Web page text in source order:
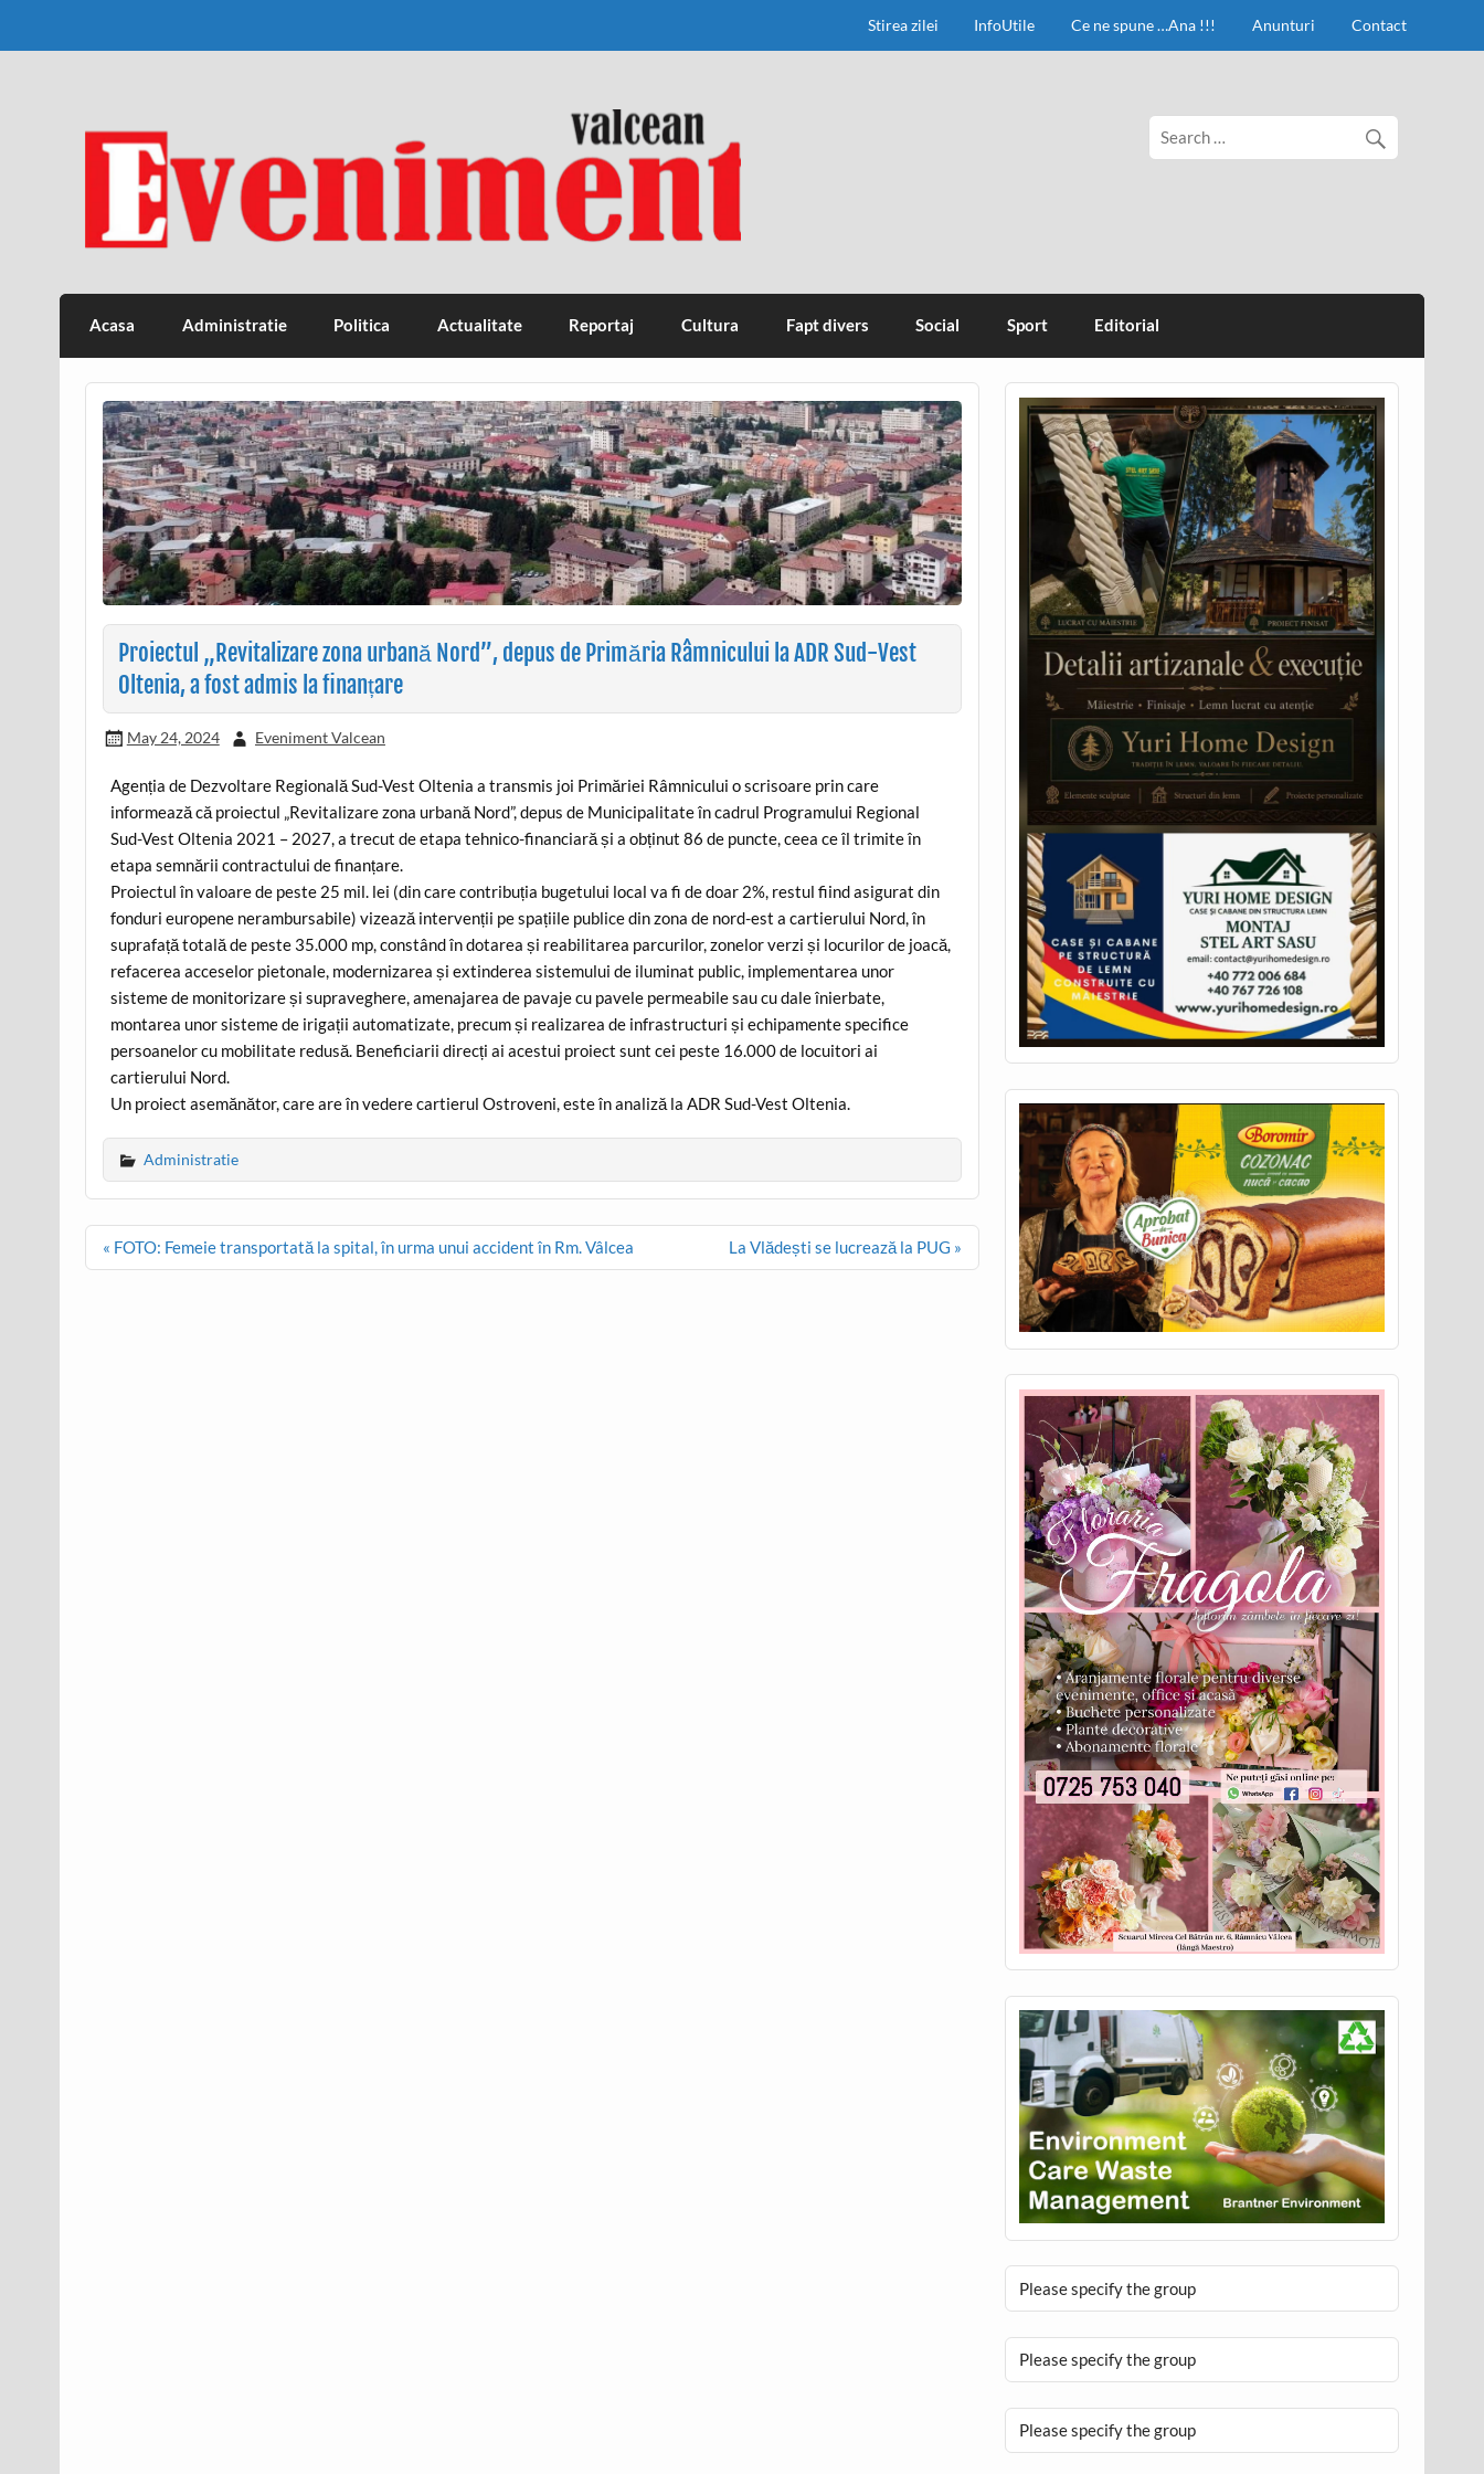
Stirea zilei InfoUtile Ce ne spune …Ana !!! Anunturi Contact
Eveniment Valcean
Acasa Administratie Politica Actualitate Reportaj Cultura Fapt divers Social Sport Editorial
Proiectul „Revitalizare zona urbană Nord”, depus de Primăria Râmnicului la ADR Sud-Vest
Oltenia, a fost admis la finanțare
May 24, 2024 Eveniment Valcean
Agenția de Dezvoltare Regională Sud-Vest Oltenia a transmis joi Primăriei Râmnicului o scrisoare prin care
informează că proiectul „Revitalizare zona urbană Nord”, depus de Municipalitate în cadrul Programului Regional
Sud-Vest Oltenia 2021 – 2027, a trecut de etapa tehnico-financiară și a obținut 86 de puncte, ceea ce îl trimite în
etapa semnării contractului de finanțare.
Proiectul în valoare de peste 25 mil. lei (din care contribuția bugetului local va fi de doar 2%, restul fiind asigurat din
fonduri europene nerambursabile) vizează intervenții pe spațiile publice din zona de nord-est a cartierului Nord, în
suprafață totală de peste 35.000 mp, constând în dotarea și reabilitarea parcurilor, zonelor verzi și locurilor de joacă,
refacerea acceselor pietonale, modernizarea și extinderea sistemului de iluminat public, implementarea unor
sisteme de monitorizare și supraveghere, amenajarea de pavaje cu pavele permeabile sau cu dale înierbate,
montarea unor sisteme de irigații automatizate, precum și realizarea de infrastructuri și echipamente specifice
persoanelor cu mobilitate redusă. Beneficiarii direcți ai acestui proiect sunt cei peste 16.000 de locuitori ai
cartierului Nord.
Un proiect asemănător, care are în vedere cartierul Ostroveni, este în analiză la ADR Sud-Vest Oltenia.
Administratie
Post
« FOTO: Femeie transportată la spital, în urma unui accident în Rm. Vâlcea La Vlădești se lucrează la PUG »
Please specify the group
Please specify the group
Please specify the group